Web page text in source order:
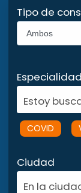
Tipo de
Estoy
COVID
Ciudad
En la